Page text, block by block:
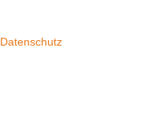
Datenschutz